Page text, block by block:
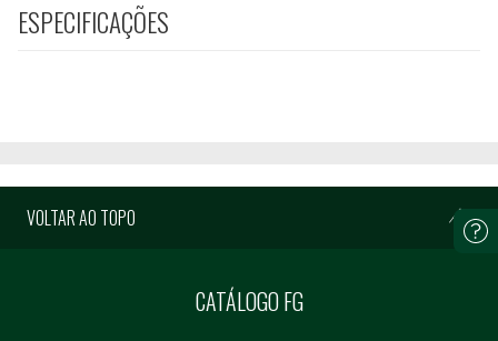
ESPECIFICAÇÕES
VOLTAR AO TOPO
CATÁLOGO FG